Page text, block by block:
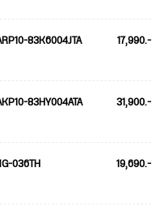
83K6004JTA 17,990.-
83HY004ATA 31,900.-
036TH 19,690.-